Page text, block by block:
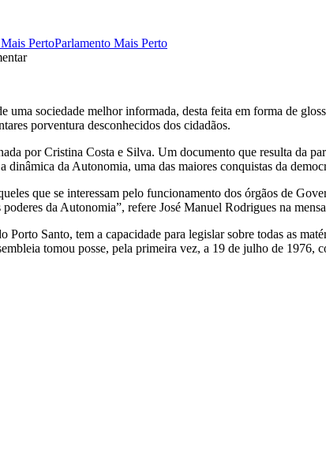
PertoParlamento Mais Perto
sociedade melhor informada, desta feita em forma de
porventura desconhecidos dos cidadãos.
por Cristina Costa e Silva. Um documento que resulta da
da Autonomia, uma das maiores conquistas da
que se interessam pelo funcionamento dos órgãos de
da Autonomia”, refere José Manuel Rodrigues na
Santo, tem a capacidade para legislar sobre todas as
tomou posse, pela primeira vez, a 19 de julho de